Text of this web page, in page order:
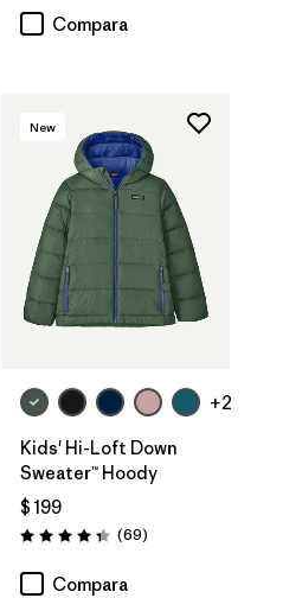
Compara
New
+2
Kids' Hi-Loft Down
Sweater™ Hoody
$ 199
Valoración: 4.3 / 5
(69Comentarios
)
Compara